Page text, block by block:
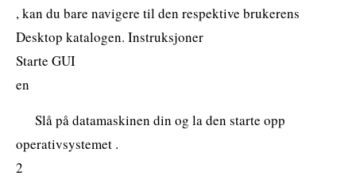
, kan du bare navigere til den respektive brukerens
Desktop katalogen. Instruksjoner
Starte GUI
en
Slå på datamaskinen din og la den starte opp
operativsystemet .
2